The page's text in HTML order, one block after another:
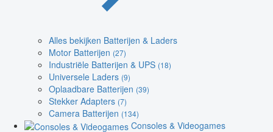
Alles bekijken Batterijen & Laders
Motor Batterijen (27)
Industriële Batterijen & UPS (18)
Universele Laders (9)
Oplaadbare Batterijen (39)
Stekker Adapters (7)
Camera Batterijen (134)
Consoles & Videogames